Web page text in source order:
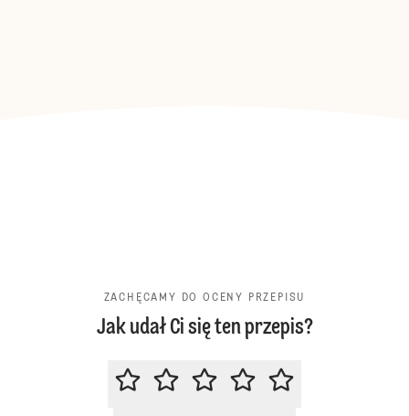
ZACHĘCAMY DO OCENY PRZEPISU
Jak udał Ci się ten przepis?
ZACHĘCAMY DO OCENY